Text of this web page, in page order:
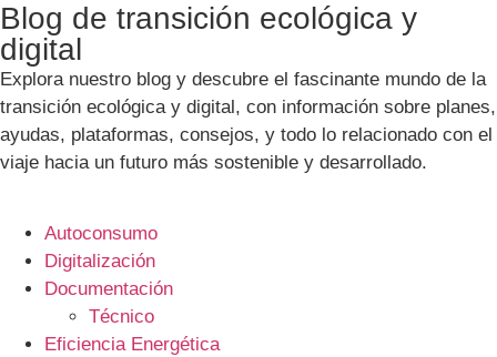
Blog de transición ecológica y
digital
Explora nuestro blog y descubre el fascinante mundo de la
transición ecológica y digital, con información sobre planes,
ayudas, plataformas, consejos, y todo lo relacionado con el
viaje hacia un futuro más sostenible y desarrollado.
Autoconsumo
Digitalización
Documentación
Técnico
Eficiencia Energética